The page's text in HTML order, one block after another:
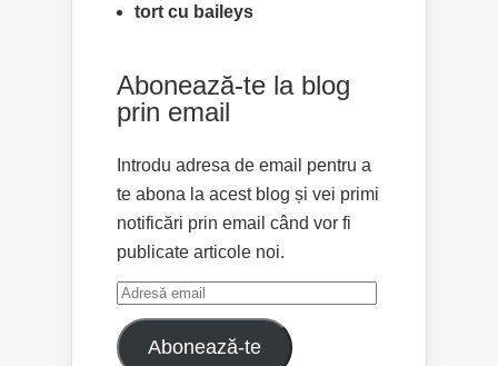
tort cu baileys
Abonează-te la blog
prin email
Introdu adresa de email pentru a
te abona la acest blog și vei primi
notificări prin email când vor fi
publicate articole noi.
Adresă
email
Abonează-te